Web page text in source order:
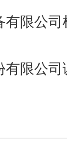
限公
限公